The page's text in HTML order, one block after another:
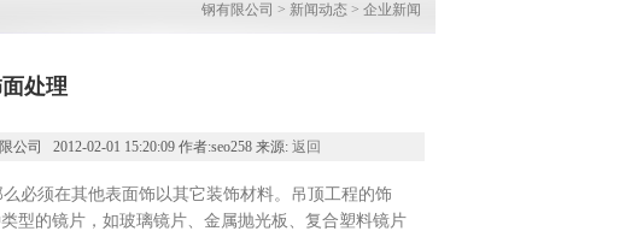
钢有限公司 > 新闻动态 > 企业新闻
处理
司 2012-02-01 15:20:09 作者:seo258 来源: 返回
必须在其他表面饰以其它装饰材料。吊顶工程的饰
型的镜片，如玻璃镜片、金属抛光板、复合塑料镜片